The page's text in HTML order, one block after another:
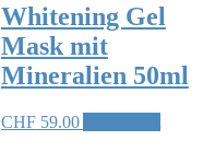
Whitening Gel
Mask mit
Mineralien 50ml
CHF59.00